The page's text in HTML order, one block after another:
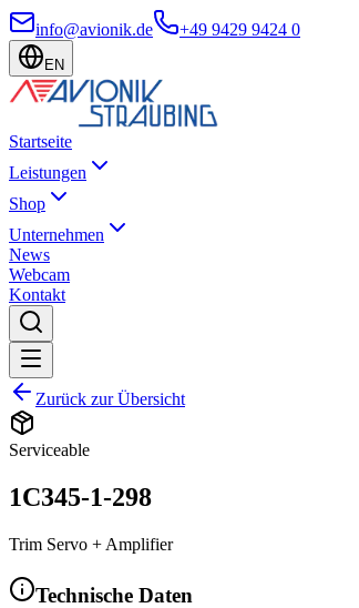
info@avionik.de +49 9429 9424 0
EN
Startseite
Leistungen
Shop
Unternehmen
News
Webcam
Kontakt
Zurück zur Übersicht
Serviceable
1C345-1-298
Trim Servo + Amplifier
Technische Daten